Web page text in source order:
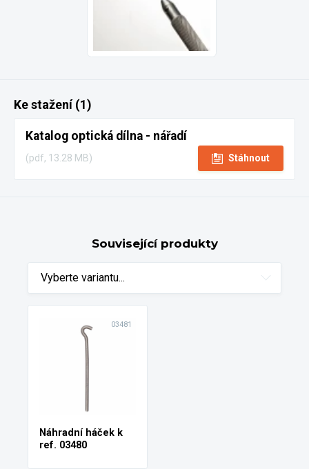
Ke stažení (1)
Katalog optická dílna - nářadí
(pdf, 13.28 MB) Stáhnout
Související produkty
Vyberte variantu...
03481
Náhradní háček k
ref. 03480